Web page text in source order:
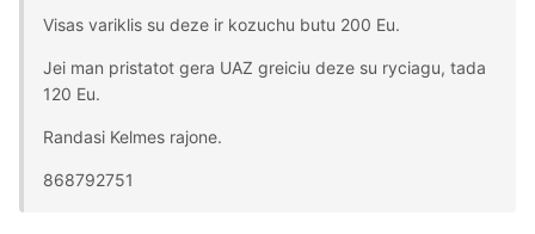
Visas variklis su deze ir kozuchu butu 200 Eu.
Jei man pristatot gera UAZ greiciu deze su ryciagu, tada
120 Eu.
Randasi Kelmes rajone.
868792751